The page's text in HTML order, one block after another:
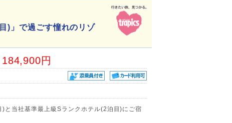
)」で過ごす憧れのリゾ
円
当社基準最上級Sランクホテル(2泊目)にご宿